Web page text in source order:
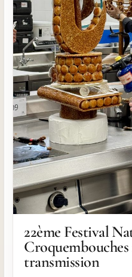
22ème Festival
transmission